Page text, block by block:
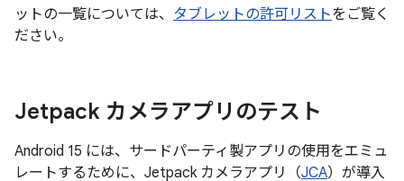
ットの一覧については、 タブレットの許可リストをご覧く
ださい。
Jetpack カメラアプリのテスト
Android 15 には、サードパーティ製アプリの使用をエミュ
レートするために、Jetpack カメラアプリ（JCA）が導入